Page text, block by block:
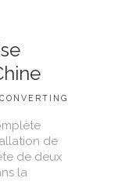
de
de deux
la